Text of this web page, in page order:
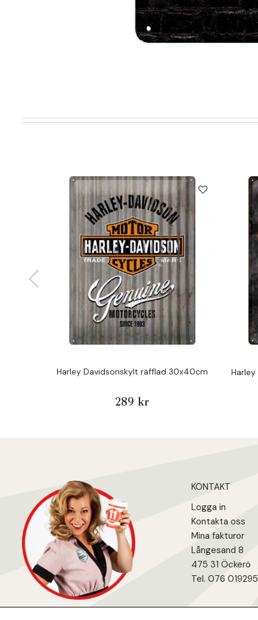
Harley Davidsonskylt räfflad 30x40cm
289 kr
KONTAKT
Logga in
Kontakta oss
Mina fakturor
Långesand 8
475 31 Öckerö
Tel. 076